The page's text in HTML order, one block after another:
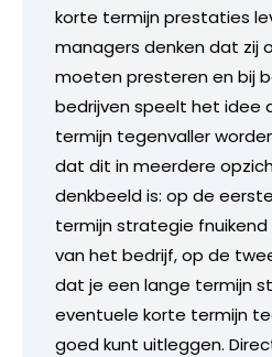
korte termijn prestaties
managers denken dat zij
moeten presteren en bij
bedrijven speelt het idee
termijn tegenvaller
dat dit in meerdere
denkbeeld is: op de
termijn strategie
van het bedrijf, op de
dat je een lange termijn
eventuele korte termijn
goed kunt uitleggen.